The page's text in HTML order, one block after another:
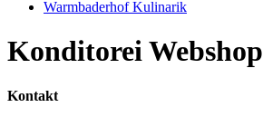
Warmbaderhof Kulinarik
Konditorei Webshop
Kontakt